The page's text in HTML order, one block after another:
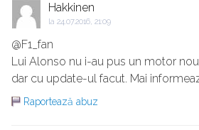
Hakkinen
la 24.07.2016, 21:09
@F1_fan
Lui Alonso nu i-au pus un motor
dar cu update-ul facut. Mai
Raportează abuz